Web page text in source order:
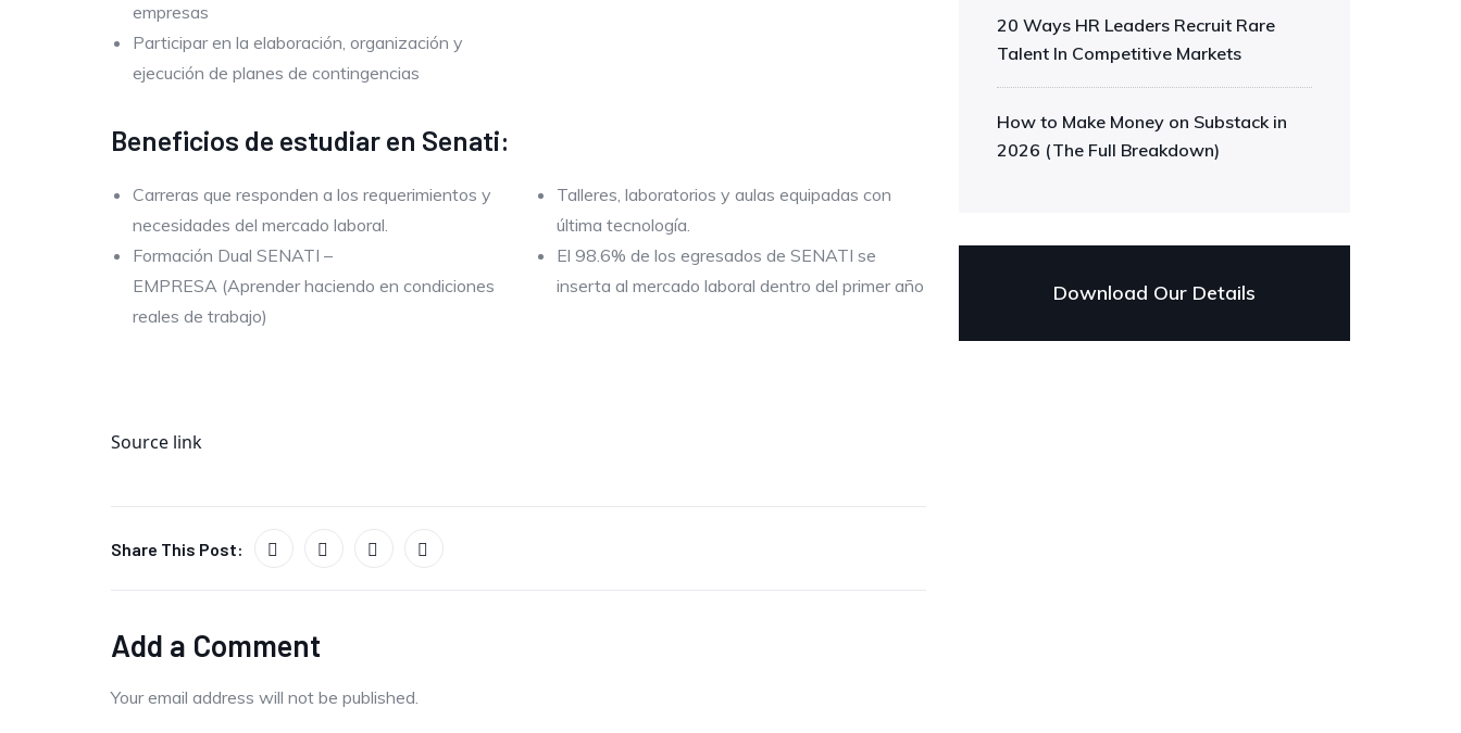
empresas
Participar en la elaboración, organización y
ejecución de planes de contingencias
Beneficios de estudiar en Senati:
Carreras que responden a los requerimientos y
necesidades del mercado laboral.
Formación Dual SENATI –
EMPRESA (Aprender haciendo en condiciones
reales de trabajo)
Talleres, laboratorios y aulas equipadas con
última tecnología.
El 98.6% de los egresados de SENATI se
inserta al mercado laboral dentro del primer año
Source link
Share This Post:
Add a Comment
Your email address will not be published.
20 Ways HR Leaders Recruit Rare
Talent In Competitive Markets
How to Make Money on Substack in
2026 (The Full Breakdown)
Download Our Details